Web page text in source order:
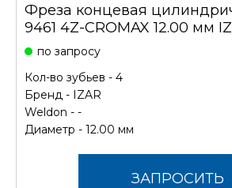
Фреза концевая
9461 4Z-CROMAX 12.00 мм
по запросу
Кол-во зубьев - 4
Бренд - IZAR
Weldon - -
Диаметр - 12.00 мм
ЗАПРОСИТЬ